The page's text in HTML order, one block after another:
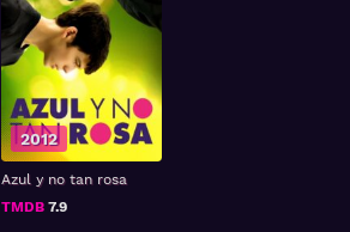
Azul y no tan rosa
TMDB 7.9
2012